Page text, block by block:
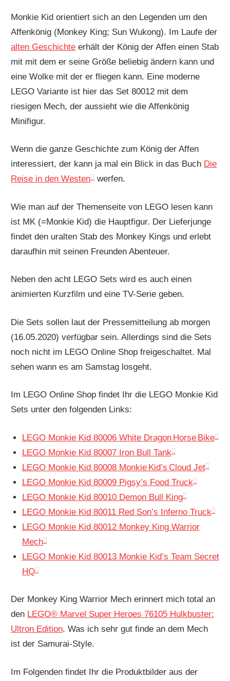
Monkie Kid orientiert sich an den Legenden um den
Affenkönig (Monkey King; Sun Wukong). Im Laufe der
alten Geschichte erhält der König der Affen einen Stab
mit mit dem er seine Größe beliebig ändern kann und
eine Wolke mit der er fliegen kann. Eine moderne
LEGO Variante ist hier das Set 80012 mit dem
riesigen Mech, der aussieht wie die Affenkönig
Minifigur.
Wenn die ganze Geschichte zum König der Affen
interessiert, der kann ja mal ein Blick in das Buch Die
Reise in den Westen werfen.
Wie man auf der Themenseite von LEGO lesen kann
ist MK (=Monkie Kid) die Hauptfigur. Der Lieferjunge
findet den uralten Stab des Monkey Kings und erlebt
daraufhin mit seinen Freunden Abenteuer.
Neben den acht LEGO Sets wird es auch einen
animierten Kurzfilm und eine TV-Serie geben.
Die Sets sollen laut der Pressemitteilung ab morgen
(16.05.2020) verfügbar sein. Allerdings sind die Sets
noch nicht im LEGO Online Shop freigeschaltet. Mal
sehen wann es am Samstag losgeht.
Im LEGO Online Shop findet Ihr die LEGO Monkie Kid
Sets unter den folgenden Links:
LEGO Monkie Kid 80006 White Dragon Horse Bike
LEGO Monkie Kid 80007 Iron Bull Tank
LEGO Monkie Kid 80008 Monkie Kid’s Cloud Jet
LEGO Monkie Kid 80009 Pigsy’s Food Truck
LEGO Monkie Kid 80010 Demon Bull King
LEGO Monkie Kid 80011 Red Son’s Inferno Truck
LEGO Monkie Kid 80012 Monkey King Warrior
Mech
LEGO Monkie Kid 80013 Monkie Kid’s Team Secret
HQ
Der Monkey King Warrior Mech erinnert mich total an
den LEGO® Marvel Super Heroes 76105 Hulkbuster:
Ultron Edition. Was ich sehr gut finde an dem Mech
ist der Samurai-Style.
Im Folgenden findet Ihr die Produktbilder aus der